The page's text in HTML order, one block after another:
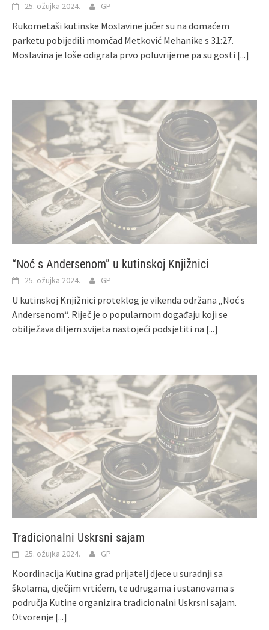
25. ožujka 2024. GP
Rukometaši kutinske Moslavine jučer su na domaćem
parketu pobijedili momčad Metković Mehanike s 31:27.
Moslavina je loše odigrala prvo poluvrijeme pa su gosti [...]
“Noć s Andersenom” u kutinskoj Knjižnici
25. ožujka 2024. GP
U kutinskoj Knjižnici proteklog je vikenda održana „Noć s
Andersenom“. Riječ je o popularnom događaju koji se
obilježava diljem svijeta nastojeći podsjetiti na [...]
Tradicionalni Uskrsni sajam
25. ožujka 2024. GP
Koordinacija Kutina grad prijatelj djece u suradnji sa
školama, dječjim vrtićem, te udrugama i ustanovama s
područja Kutine organizira tradicionalni Uskrsni sajam.
Otvorenje [...]